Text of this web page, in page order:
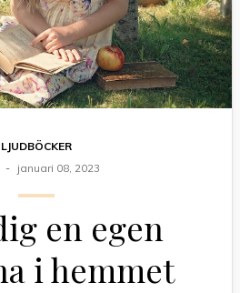
LJUDBÖCKER
januari 08, 2023
en egen
i hemmet